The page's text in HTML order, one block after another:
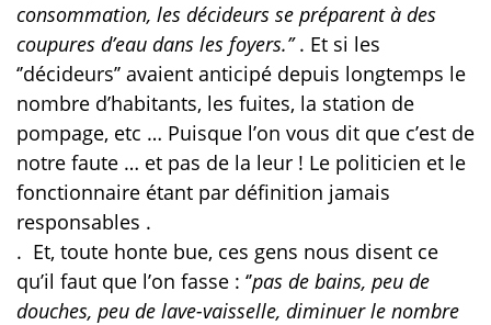
consommation, les décideurs se préparent à des
coupures d’eau dans les foyers.’’. Et si les
‘’décideurs’’ avaient anticipé depuis longtemps le
nombre d’habitants, les fuites, la station de
pompage, etc … Puisque l’on vous dit que c’est de
notre faute … et pas de la leur ! Le politicien et le
fonctionnaire étant par définition jamais
responsables .
. Et, toute honte bue, ces gens nous disent ce
qu’il faut que l’on fasse : ‘’pas de bains, peu de
douches, peu de lave-vaisselle, diminuer le nombre